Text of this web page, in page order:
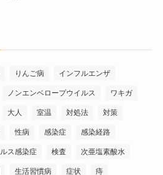
りんご病 インフルエンザ
ノンエンベロープウイルス ワキガ
大人 室温 対処法 対策
性病 感染症 感染経路
ス感染症 検査 次亜塩素酸水
生活習慣病 症状 痔